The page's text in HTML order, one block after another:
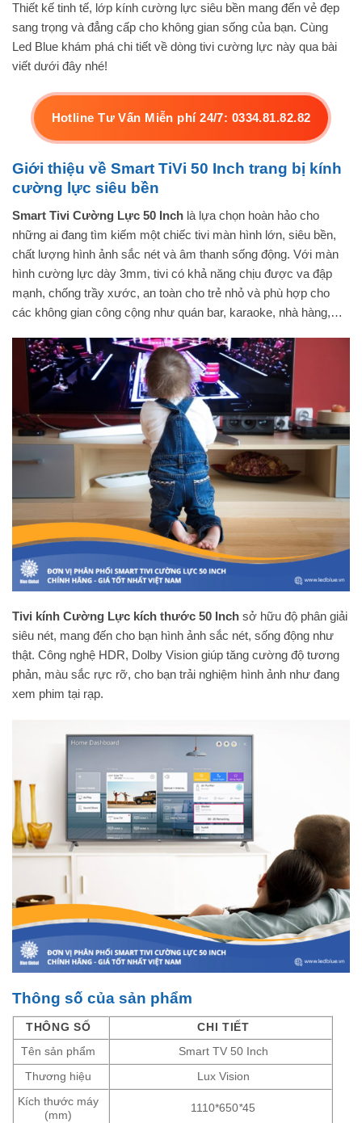
Thiết kế tinh tế, lớp kính cường lực siêu bền mang đến vẻ đẹp
sang trọng và đẳng cấp cho không gian sống của bạn. Cùng
Led Blue khám phá chi tiết về dòng tivi cường lực này qua bài
viết dưới đây nhé!
Hotline Tư Vấn Miễn phí 24/7: 0334.81.82.82
Giới thiệu về Smart TiVi 50 Inch trang bị kính
cường lực siêu bền
Smart Tivi Cường Lực 50 Inch là lựa chọn hoàn hảo cho
những ai đang tìm kiếm một chiếc tivi màn hình lớn, siêu bền,
chất lượng hình ảnh sắc nét và âm thanh sống động. Với màn
hình cường lực dày 3mm, tivi có khả năng chịu được va đập
mạnh, chống trầy xước, an toàn cho trẻ nhỏ và phù hợp cho
các không gian công cộng như quán bar, karaoke, nhà hàng,…
Tivi kính Cường Lực kích thước 50 Inch sở hữu độ phân giải
siêu nét, mang đến cho bạn hình ảnh sắc nét, sống động như
thật. Công nghệ HDR, Dolby Vision giúp tăng cường độ tương
phản, màu sắc rực rỡ, cho bạn trải nghiệm hình ảnh như đang
xem phim tại rạp.
Thông số của sản phẩm
THÔNG SỐ
CHI TIẾT
Tên sản phẩm
Smart TV 50 Inch
Thương hiệu Lux Vision
Kích thước máy
(mm)
1110*650*45